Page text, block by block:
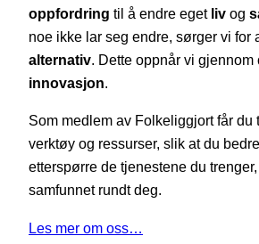
oppfordring til å endre eget liv og
noe ikke lar seg endre, sørger vi for
alternativ. Dette oppnår vi gjennom
innovasjon.
Som medlem av Folkeliggjort får du
verktøy og ressurser, slik at du
etterspørre de tjenestene du
samfunnet rundt deg.
Les mer om oss…